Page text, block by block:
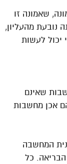
שאמונה זו
נובעת מהעליון,
יכול לעשות
שאינם
אכן מחשבות
המחשבה
כל